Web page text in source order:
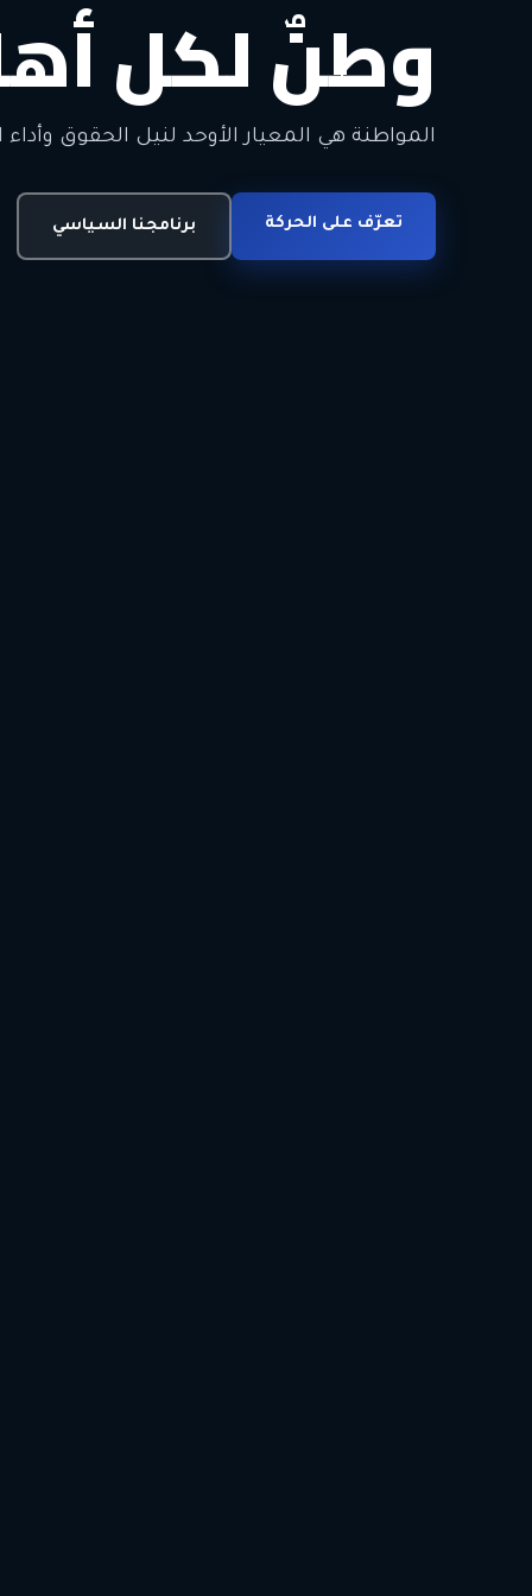
وطنٌ لكل
المواطنة هي المعيار الأوحد لنيل الحقوق وأداء
تعرّف على الحركة برنامجنا السياسي
معاً من أجل
الحرية • الوحدة • السلام • الديمقراطية
انضم للحركة اتصل بنا